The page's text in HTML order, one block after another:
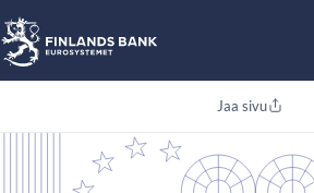
Jaa sivu